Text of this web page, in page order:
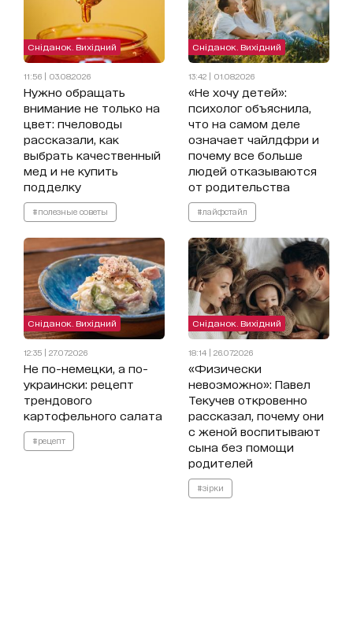
Сніданок. Вихідний
11:56 | 03.08.2026
Нужно обращать
внимание не только на
цвет: пчеловоды
рассказали, как
выбрать качественный
мед и не купить
подделку
#полезные советы
Сніданок. Вихідний
13:42 | 01.08.2026
«Не хочу детей»:
психолог объяснила,
что на самом деле
означает чайлдфри и
почему все больше
людей отказываются
от родительства
#лайфстайл
Сніданок. Вихідний
12:35 | 27.07.2026
Не по-немецки, а по-
украински: рецепт
трендового
картофельного салата
#рецепт
Сніданок. Вихідний
18:14 | 26.07.2026
«Физически
невозможно»: Павел
Текучев откровенно
рассказал, почему они
с женой воспитывают
сына без помощи
родителей
#зірки